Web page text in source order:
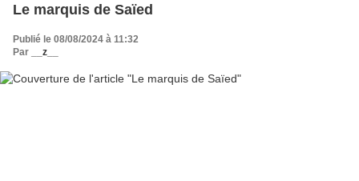
Le marquis de Saïed
Publié le 08/08/2024 à 11:32
Par
__z__